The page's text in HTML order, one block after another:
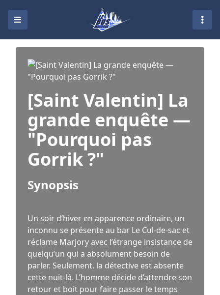
[Saint Valentin] La
grande enquête —
"Pourquoi pas
Gorrik ?"
Synopsis
Un soir d’hiver en apparence ordinaire, un
inconnu se présente au bar Le Cul-de-sac et
réclame Marjory avec l’étrange insistance de
quelqu’un qui a absolument besoin de
parler. Seulement, la détective est absente
cette nuit-là. L’homme décide d’attendre son
retour et boit pour faire passer le temps